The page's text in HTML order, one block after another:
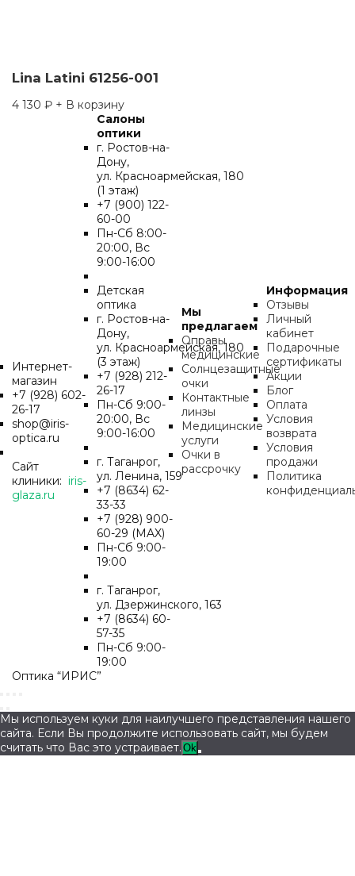
Lina Latini 61256-001
4 130 ₽ + В корзину
Интернет-
магазин
+7 (928) 602-
26-17
shop@iris-
optica.ru
Сайт
клиники: iris-
glaza.ru
Салоны
оптики
г. Ростов-на-
Дону,
ул. Красноармейская, 180
(1 этаж)
+7 (900) 122-
60-00
Пн-Cб 8:00-
20:00, Вс
9:00-16:00
Детская
оптика
г. Ростов-на-
Дону,
ул. Красноармейская, 180
(3 этаж)
+7 (928) 212-
26-17
Пн-Cб 9:00-
20:00, Вс
9:00-16:00
г. Таганрог,
ул. Ленина, 159
+7 (8634) 62-
33-33
+7 (928) 900-
60-29 (MAX)
Пн-Cб 9:00-
19:00
г. Таганрог,
ул. Дзержинского, 163
+7 (8634) 60-
57-35
Пн-Сб 9:00-
19:00
Мы
предлагаем
Оправы
медицинские
Солнцезащитные
очки
Контактные
линзы
Медицинские
услуги
Очки в
рассрочку
Информация
Отзывы
Личный
кабинет
Подарочные
сертификаты
Акции
Блог
Оплата
Условия
возврата
Условия
продажи
Политика
Оптика “ИРИС”
Мы используем куки для наилучшего представления нашего
сайта. Если Вы продолжите использовать сайт, мы будем
считать что Вас это устраивает. Ok